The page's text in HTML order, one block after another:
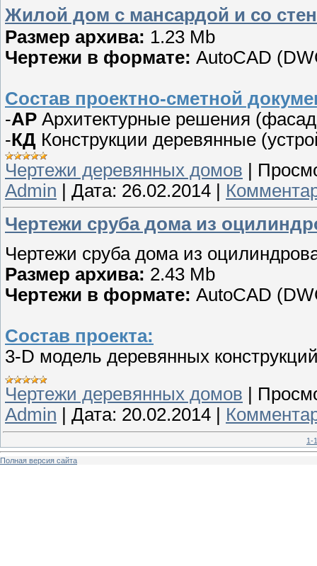
Жилой дом с мансардой и со
Размер архива: 1.23 Mb
Чертежи в формате: AutoCAD
Состав проектно-сметной
-АР Архитектурные решения
-КД Конструкции деревянные
Чертежи деревянных домов |
Admin | Дата: 26.02.2014 |
Чертежи сруба дома из
Чертежи сруба дома из
Размер архива: 2.43 Mb
Чертежи в формате: AutoCAD
Состав проекта:
3-D модель деревянных
Чертежи деревянных домов
Admin
Дата: 20.02.2014
1-
Полная версия сайта